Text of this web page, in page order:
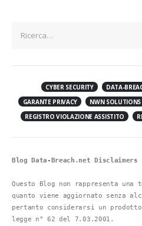
CYBER SECURITY DATA-
GARANTE PRIVACY
NWN SOLUTIONS
REGISTRO VIOLAZIONE ASSISTITO
Blog Data-Breach.net Disclaimers
Questo Blog non rappresenta
quanto viene aggiornato senza
pertanto considerarsi un
legge n° 62 del 7.03.2001.